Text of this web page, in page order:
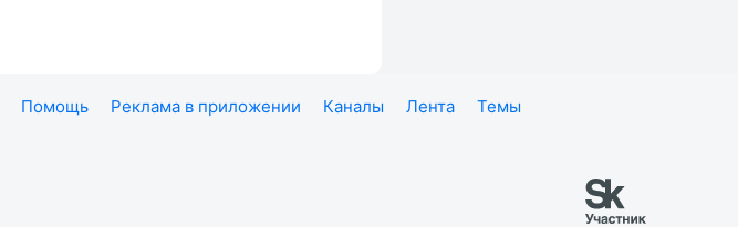
Помощь Реклама в приложении Каналы Лента
Темы